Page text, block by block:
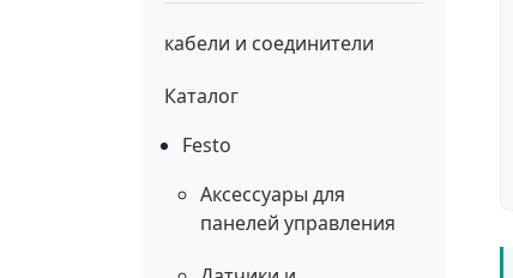
кабели и соединители
Каталог
Festo
Аксессуары для
панелей управления